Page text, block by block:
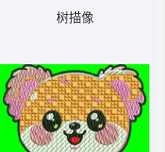
树描像